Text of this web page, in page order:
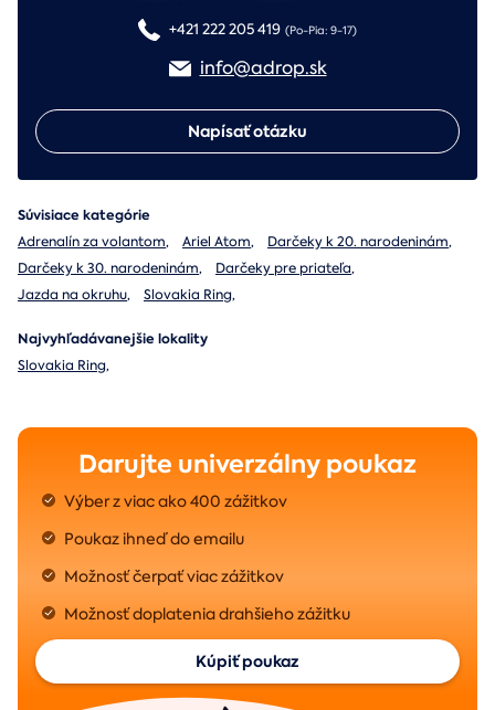
+421 222 205 419 (Po-Pia: 9-17)
info@adrop.sk
Napísať otázku
Súvisiace kategórie
Adrenalín za volantom, Ariel Atom, Darčeky k 20. narodeninám,
Darčeky k 30. narodeninám, Darčeky pre priateľa,
Jazda na okruhu, Slovakia Ring,
Najvyhľadávanejšie lokality
Slovakia Ring,
Darujte univerzálny poukaz
Výber z viac ako 400 zážitkov
Poukaz ihneď do emailu
Možnosť čerpať viac zážitkov
Možnosť doplatenia drahšieho zážitku
Kúpiť poukaz